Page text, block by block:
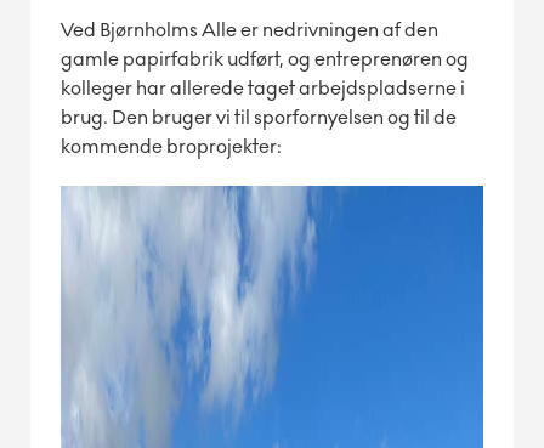
Ved Bjørnholms Alle er nedrivningen af den
gamle papirfabrik udført, og entreprenøren og
kolleger har allerede taget arbejdspladserne i
brug. Den bruger vi til sporfornyelsen og til de
kommende broprojekter: